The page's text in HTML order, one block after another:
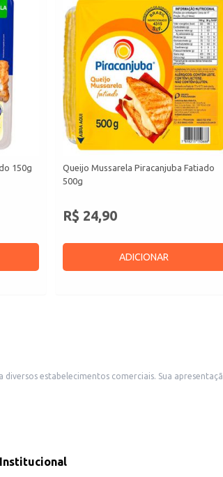
150g
Queijo Mussarela Piracanjuba Fatiado
500g
R$ 24,90
ADICIONAR
flexibilidade no atendimento de diferentes demandas, seja para fatiar e
final.
Institucional